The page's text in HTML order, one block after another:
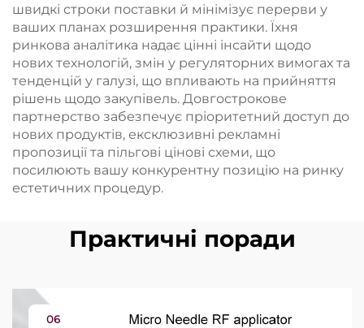
швидкі строки поставки й мінімізує перерви у
ваших планах розширення практики. Їхня
ринкова аналітика надає цінні інсайти щодо
нових технологій, змін у регуляторних вимогах та
тенденцій у галузі, що впливають на прийняття
рішень щодо закупівель. Довгострокове
партнерство забезпечує пріоритетний доступ до
нових продуктів, ексклюзивні рекламні
пропозиції та пільгові цінові схеми, що
посилюють вашу конкурентну позицію на ринку
естетичних процедур.
Практичні поради
06